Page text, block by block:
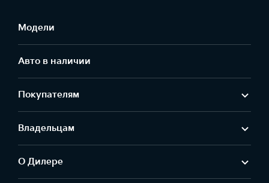
наиболее выгодно приобрести этот внедорожник,
который будет служить вам верой и правдой много
лет.
Модели
Авто в наличии
Покупателям
Владельцам
О Дилере